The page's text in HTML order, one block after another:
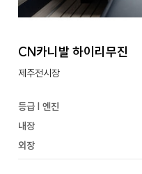
CN카니발 하이리무진
제주전시장
등급 | 엔진
내장
외장